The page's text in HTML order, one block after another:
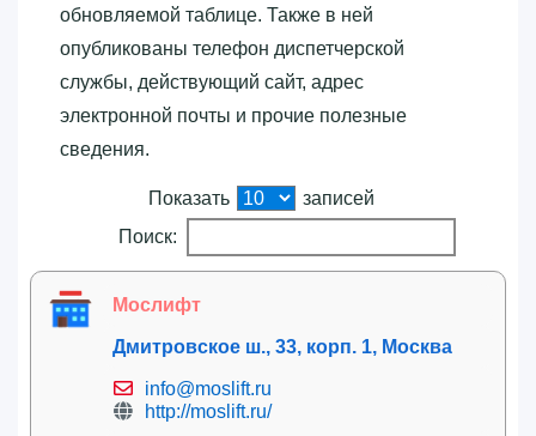
обновляемой таблице. Также в ней
опубликованы телефон диспетчерской
службы, действующий сайт, адрес
электронной почты и прочие полезные
сведения.
Показать
записей
Поиск:
Мослифт
Дмитровское ш., 33, корп. 1, Москва
info@moslift.ru
http://moslift.ru/